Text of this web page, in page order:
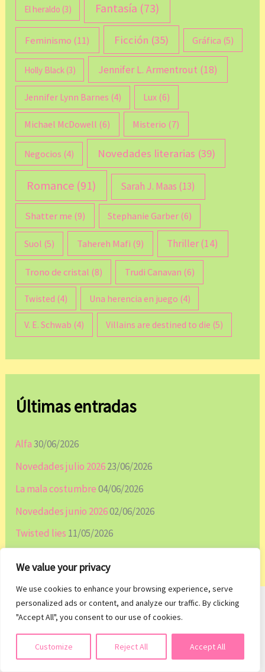
We value your privacy
We use cookies to enhance your browsing experience, serve
personalized ads or content, and analyze our traffic. By clicking
"Accept All", you consent to our use of cookies.
Customize Reject All Accept All
El heraldo (3) Fantasía (73)
Feminismo (11) Ficción (35) Gráfica (5)
Holly Black(3) Jennifer L. Armentrout (18)
Jennifer Lynn Barnes (4) Lux (6)
Michael McDowell (6) Misterio (7)
Negocios (4) Novedades literarias (39)
Romance (91) Sarah J. Maas (13)
Shatter me (9) Stephanie Garber (6)
Suol (5) Tahereh Mafi (9) Thriller(14)
Trono de cristal (8) Trudi Canavan (6)
Twisted (4) Una herencia en juego (4)
V. E. Schwab (4) Villains are destined to die (5)
Últimas entradas
Alfa30/06/2026
Novedades julio 202623/06/2026
La mala costumbre04/06/2026
Novedades junio 202602/06/2026
Twisted lies 11/05/2026
¡Subscribirme!
Suscribirse